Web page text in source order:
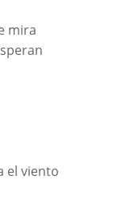
mira
el viento